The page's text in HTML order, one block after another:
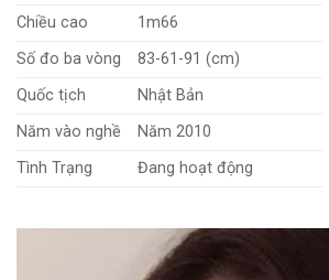
Chiều cao
1m66
Số đo ba vòng
83-61-91 (cm)
Quốc tịch
Nhật Bản
Năm vào nghề
Năm 2010
Tình Trạng
Đang hoạt động